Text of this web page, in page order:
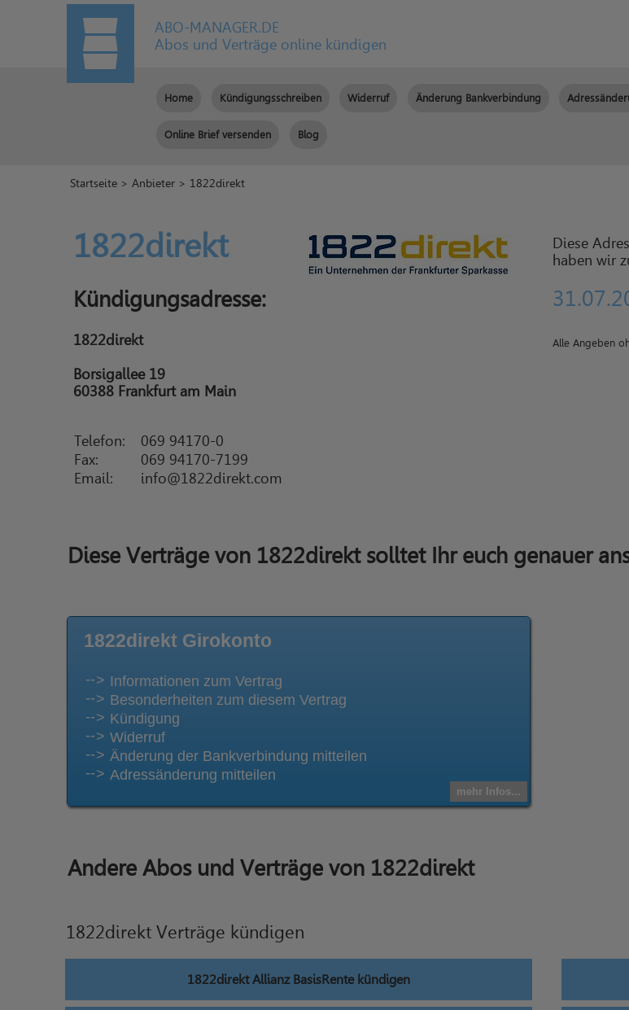
ABO-MANAGER.DE
Abos und Verträge online kündigen
Home Kündigungsschreiben Widerruf Änderung Bankverbindung
Online Brief versenden Blog
Startseite >Anbieter > 1822direkt
1822direkt
Kündigungsadresse:
1822direkt
Borsigallee 19
60388 Frankfurt am Main
Telefon:
069 94170-0
Fax:
069 94170-7199
Email:
info@1822direkt.com
Diese
haben wir
Alle Angeben
Diese Verträge von 1822direkt solltet Ihr euch genauer
1822direkt Girokonto
Informationen zum Vertrag
Besonderheiten zum diesem Vertrag
Kündigung
Widerruf
Änderung der Bankverbindung mitteilen
Adressänderung mitteilen
mehr Infos...
Andere Abos und Verträge von 1822direkt
1822direkt Verträge kündigen
1822direkt Allianz BasisRente kündigen